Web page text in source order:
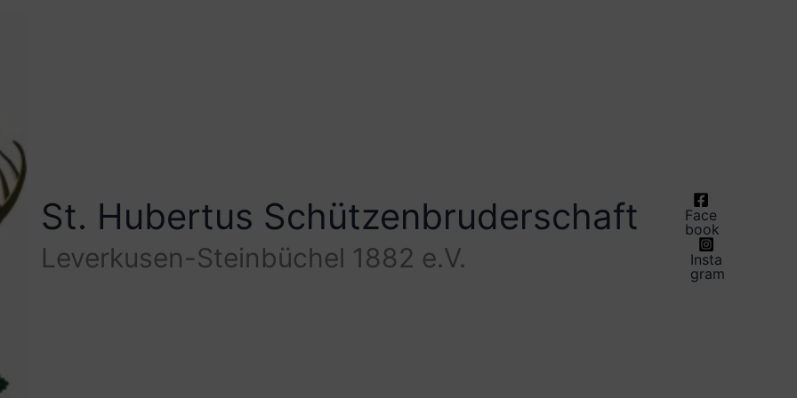
St. Hubertus Schützenbruderschaft
Leverkusen-Steinbüchel 1882 e.V.
Face
book
Insta
gram